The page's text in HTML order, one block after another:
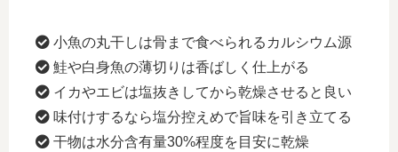
小魚の丸干しは骨まで食べられるカルシウム源
鮭や白身魚の薄切りは香ばしく仕上がる
イカやエビは塩抜きしてから乾燥させると良い
味付けするなら塩分控えめで旨味を引き立てる
干物は水分含有量30%程度を目安に乾燥